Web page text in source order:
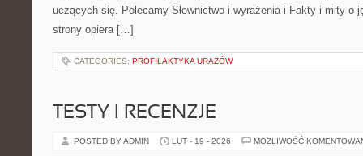
uczących się. Polecamy Słownictwo i wyrażenia i Fakty i mity o
strony opiera […]
CATEGORIES: PROFILAKTYKA URAZÓW
TESTY I RECENZJE
POSTED BY ADMIN LUT - 19 - 2026 MOŻLIWOŚĆ